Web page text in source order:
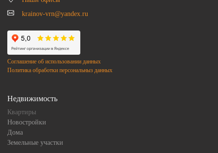
krainov-vrn@yandex.ru
Соглашение об использовании данных
Политика обработки персональныз данных
Недвижимость
Квартиры
Новостройки
Дома
Земельные участки